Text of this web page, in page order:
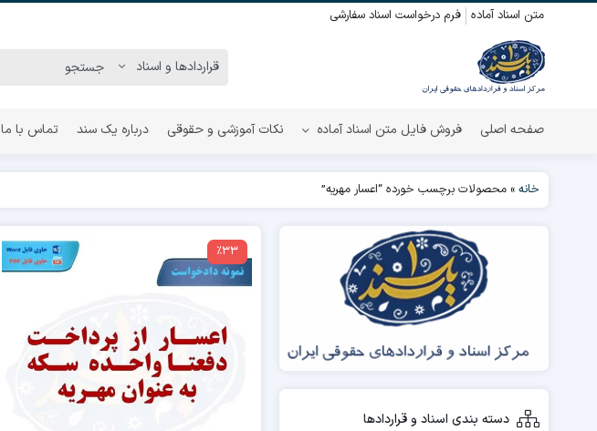
متن اسناد آماده فرم درخواست اسناد سفارشی
صفحه اصلی فروش فایل متن اسناد آماده نکات آموزشی و حقوقی درباره یک سند تماس با ما
خانه »محصولات برچسب خورده “اعسار مهریه”
٪33
دسته بندی اسناد و قراردادها